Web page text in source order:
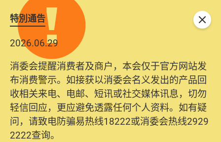
特別通告
2026.06.29
消委会提醒消费者及商户，本会仅于官方网站发
布消费警示。如接获以消委会名义发出的产品回
收相关来电、电邮、短讯或社交媒体讯息，切勿
轻信回应，更应避免透露任何个人资料。如有疑
问，请致电防骗易热线18222或消委会热线2929
2222查询。
关闭